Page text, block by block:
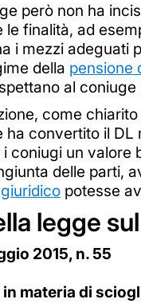
però non ha
le finalità, ad
i mezzi adeguati
della pensione
al coniuge
come
ha convertito il
coniugi un valore
delle parti,
potesse
legge
2015, n. 55
materia di